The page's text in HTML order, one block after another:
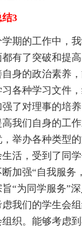
3
期的工作中，
有了突破和提
身的政治素养
各种学习文件
强了对理事的培
我们自身的工
举办各种类型
活，受到了同
加强“自我服务
“为同学服务”
我们的学生会
织。能够考虑